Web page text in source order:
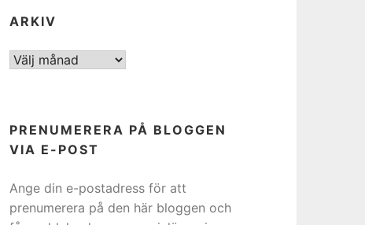
ARKIV
ARKIV
PRENUMERERA PÅ BLOGGEN
VIA E-POST
Ange din e-postadress för att
prenumerera på den här bloggen och